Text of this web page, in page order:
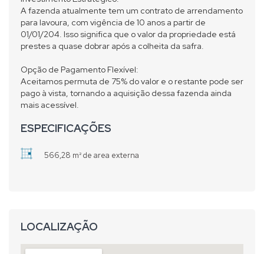
A fazenda atualmente tem um contrato de arrendamento
para lavoura, com vigência de 10 anos a partir de
01/01/204. Isso significa que o valor da propriedade está
prestes a quase dobrar após a colheita da safra.
Opção de Pagamento Flexível:
Aceitamos permuta de 75% do valor e o restante pode ser
pago à vista, tornando a aquisição dessa fazenda ainda
mais acessível.
ESPECIFICAÇÕES
566,28 m² de area externa
LOCALIZAÇÃO